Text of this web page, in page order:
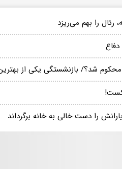
رئال را بهم می‌ریزد
را دست خالی به خانه برگرداند